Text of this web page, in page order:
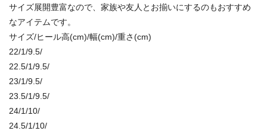
サイズ展開豊富なので、家族や友人とお揃いにするのもおすすめ
なアイテムです。
サイズ/ヒール高(cm)/幅(cm)/重さ(cm)
22/1/9.5/
22.5/1/9.5/
23/1/9.5/
23.5/1/9.5/
24/1/10/
24.5/1/10/